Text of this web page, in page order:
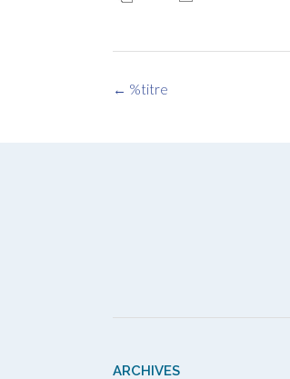
Navigation
← %titre
ARCHIVES